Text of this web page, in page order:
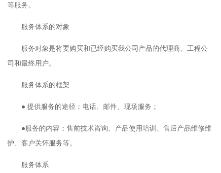
等服务。
服务体系的对象
服务对象是将要购买和已经购买我公司产品的代理商、工程公
司和最终用户。
服务体系的框架
● 提供服务的途径：电话、邮件、现场服务；
●服务的内容：售前技术咨询、产品使用培训、售后产品维修维
护、客户关怀服务等。
服务体系